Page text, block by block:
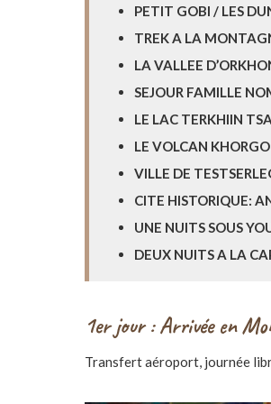
PETIT GOBI / LES
TREK A LA
LA VALLEE
SEJOUR FAMILLE
LE LAC TERKHIIN
LE VOLCAN
VILLE DE
CITE HISTORIQUE:
UNE NUITS SOUS
DEUX NUITS A LA
1er jour : Arrivée en
Transfert aéroport, journée